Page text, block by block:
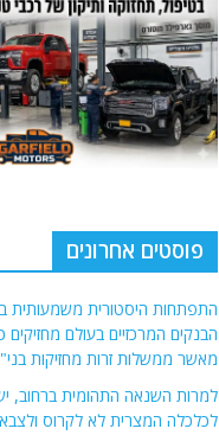
פוסטים אחרונים
התפתחות היסטורית משמעותית
הבנקים המרכזיים בעולם מחזיקים
מאשר ממשלות זרות מחזיקות
למרות השנאה התהומית ברחוב,
לכלכלה המצרית לא לקרוס